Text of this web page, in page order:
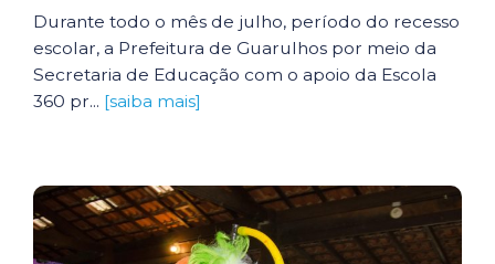
Durante todo o mês de julho, período do recesso
escolar, a Prefeitura de Guarulhos por meio da
Secretaria de Educação com o apoio da Escola
360 pr... [saiba mais]